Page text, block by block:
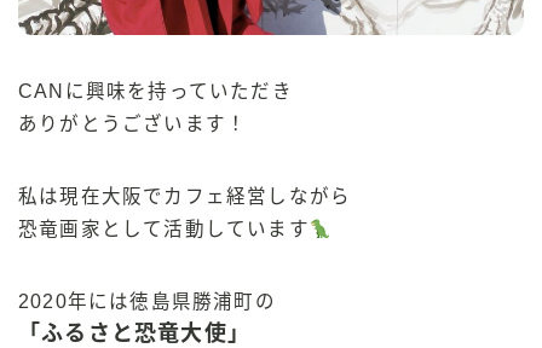
CANに興味を持っていただき
ありがとうございます！
私は現在大阪でカフェ経営しながら
恐竜画家として活動しています
2020年には徳島県勝浦町の
「ふるさと恐竜大使」